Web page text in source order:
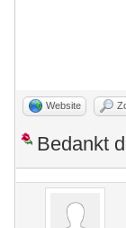
Website
Bedankt